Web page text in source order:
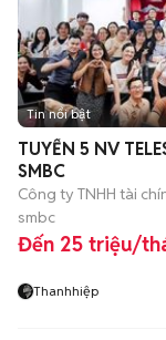
Tin nổi bật
TUYỂN 5 NV
SMBC
Công ty TNHH tài
smbc
Đến 25 triệu/
Thanhhiệp